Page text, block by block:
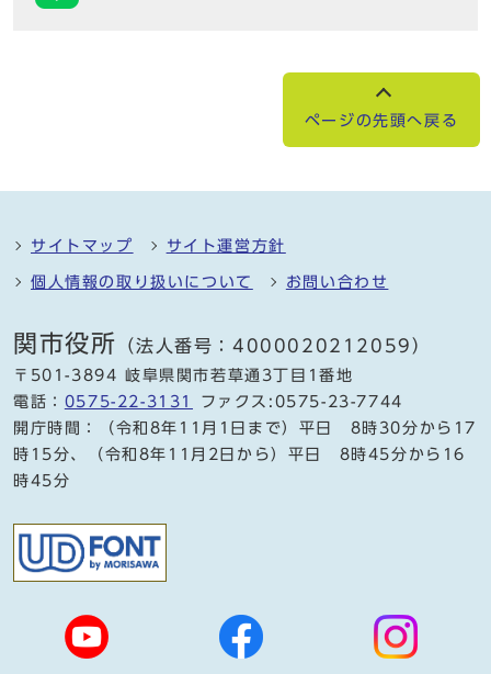
ページの先頭へ戻る
サイトマップ サイト運営方針
個人情報の取り扱いについて お問い合わせ
関市役所 （法人番号：4000020212059）
〒501-3894 岐阜県関市若草通3丁目1番地
電話： 0575-22-3131
ファクス:0575-23-7744
開庁時間：（令和8年11月1日まで）平日 8時30分から17
時15分、（令和8年11月2日から）平日 8時45分から16
時45分